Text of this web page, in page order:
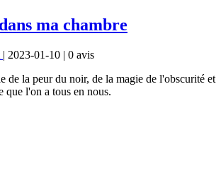
ma chambre
| 2023-01-10 | 0 avis
de la peur du noir, de la magie de l'obscurité et
que l'on a tous en nous.